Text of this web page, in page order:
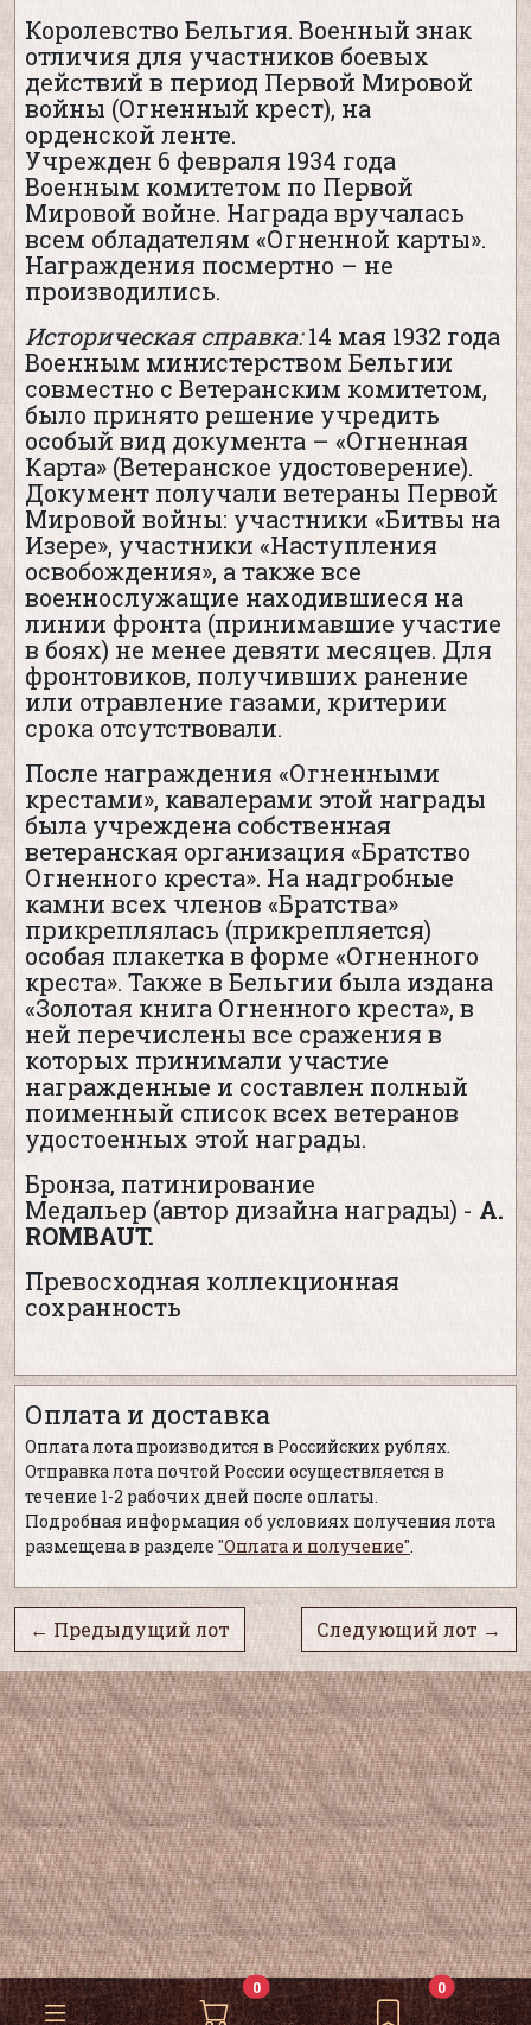
Королевство Бельгия. Военный знак
отличия для участников боевых
действий в период Первой Мировой
войны (Огненный крест), на
орденской ленте.
Учрежден 6 февраля 1934 года
Военным комитетом по Первой
Мировой войне. Награда вручалась
всем обладателям «Огненной карты».
Награждения посмертно – не
производились.
Историческая справка:14 мая 1932 года
Военным министерством Бельгии
совместно с Ветеранским комитетом,
было принято решение учредить
особый вид документа – «Огненная
Карта» (Ветеранское удостоверение).
Документ получали ветераны Первой
Мировой войны: участники «Битвы на
Изере», участники «Наступления
освобождения», а также все
военнослужащие находившиеся на
линии фронта (принимавшие участие
в боях) не менее девяти месяцев. Для
фронтовиков, получивших ранение
или отравление газами, критерии
срока отсутствовали.
После награждения «Огненными
крестами», кавалерами этой награды
была учреждена собственная
ветеранская организация «Братство
Огненного креста». На надгробные
камни всех членов «Братства»
прикреплялась (прикрепляется)
особая плакетка в форме «Огненного
креста». Также в Бельгии была издана
«Золотая книга Огненного креста», в
ней перечислены все сражения в
которых принимали участие
награжденные и составлен полный
поименный список всех ветеранов
удостоенных этой награды.
Бронза, патинирование
Медальер (автор дизайна награды) -A.
ROMBAUT.
Превосходная коллекционная
сохранность
Оплата и доставка
Оплата лота производится в Российских рублях.
Отправка лота почтой России осуществляется в
течение 1-2 рабочих дней после оплаты.
Подробная информация об условиях получения лота
размещена в разделе "Оплата и получение".
← Предыдущий лот Следующий лот →
0
0 0
0